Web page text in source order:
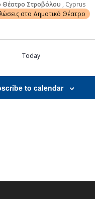
Θέατρο Στροβόλου , Cyprus
στο Δημοτικό Θέατρο
Today
to calendar